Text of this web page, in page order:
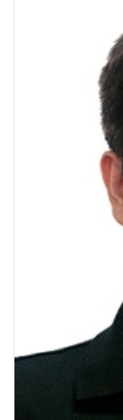
闽江